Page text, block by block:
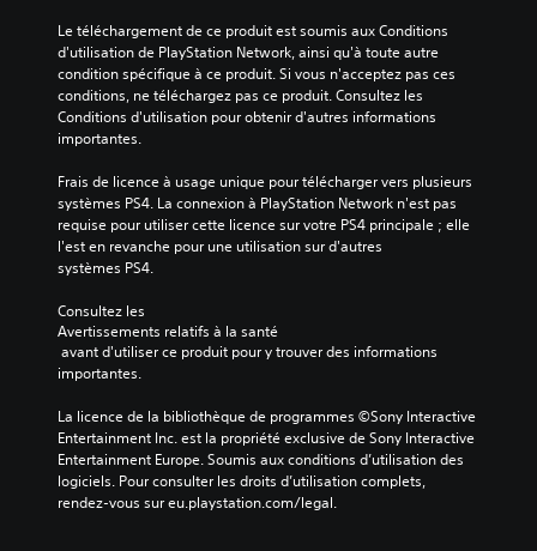
Le téléchargement de ce produit est soumis aux Conditions
d'utilisation de PlayStation Network, ainsi qu'à toute autre
condition spécifique à ce produit. Si vous n'acceptez pas ces
conditions, ne téléchargez pas ce produit. Consultez les
Conditions d'utilisation pour obtenir d'autres informations
importantes.
Frais de licence à usage unique pour télécharger vers plusieurs
systèmes PS4. La connexion à PlayStation Network n'est pas
requise pour utiliser cette licence sur votre PS4 principale ; elle
l'est en revanche pour une utilisation sur d'autres
systèmes PS4.
Consultez les
Avertissements relatifs à la santé
importantes.
La licence de la bibliothèque de programmes ©Sony Interactive
Entertainment Inc. est la propriété exclusive de Sony Interactive
Entertainment Europe. Soumis aux conditions d’utilisation des
logiciels. Pour consulter les droits d’utilisation complets,
rendez-vous sur eu.playstation.com/legal.